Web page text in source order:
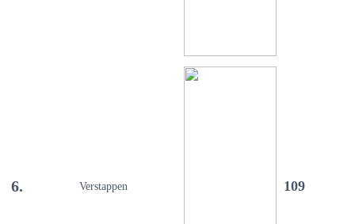
6. Verstappen 109